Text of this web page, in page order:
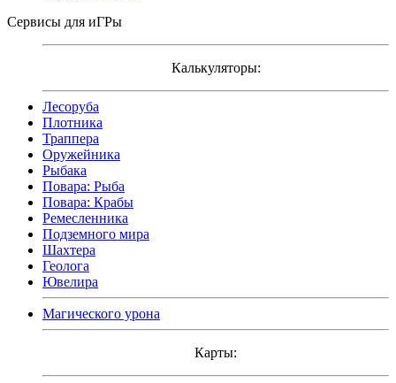
Сервисы для иГРы
Калькуляторы:
Лесоруба
Плотника
Траппера
Оружейника
Рыбака
Повара: Рыба
Повара: Крабы
Ремесленника
Подземного мира
Шахтера
Геолога
Ювелира
Магического урона
Карты: